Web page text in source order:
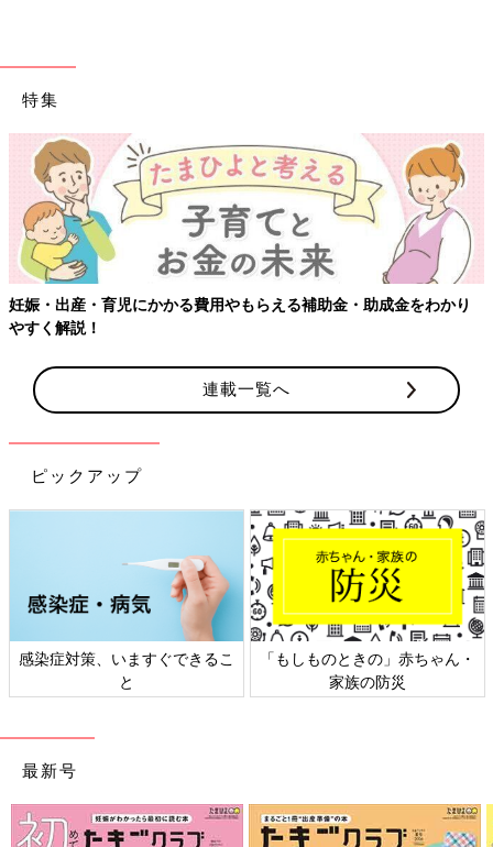
特集
かる費用やもらえる補助金・助成金をわかり
【ワクチン接種でき
連載一覧へ
ピックアップ
ますぐできるこ
「もしものときの」赤ちゃん・
日本外来小
最新号